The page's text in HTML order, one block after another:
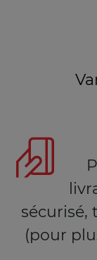
sécurisé,
(pour